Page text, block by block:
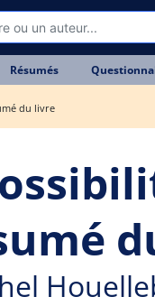
Résumés
du livre